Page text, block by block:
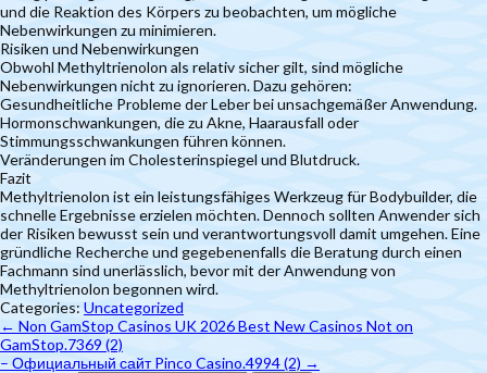
und die Reaktion des Körpers zu beobachten, um mögliche
Nebenwirkungen zu minimieren.
Risiken und Nebenwirkungen
Obwohl Methyltrienolon als relativ sicher gilt, sind mögliche
Nebenwirkungen nicht zu ignorieren. Dazu gehören:
Gesundheitliche Probleme der Leber bei unsachgemäßer Anwendung.
Hormonschwankungen, die zu Akne, Haarausfall oder
Stimmungsschwankungen führen können.
Veränderungen im Cholesterinspiegel und Blutdruck.
Fazit
Methyltrienolon ist ein leistungsfähiges Werkzeug für Bodybuilder, die
schnelle Ergebnisse erzielen möchten. Dennoch sollten Anwender sich
der Risiken bewusst sein und verantwortungsvoll damit umgehen. Eine
gründliche Recherche und gegebenenfalls die Beratung durch einen
Fachmann sind unerlässlich, bevor mit der Anwendung von
Methyltrienolon begonnen wird.
Categories: Uncategorized
← Non GamStop Casinos UK 2026 Best New Casinos Not on
GamStop.7369 (2)
– Официальный сайт Pinco Casino.4994 (2) →